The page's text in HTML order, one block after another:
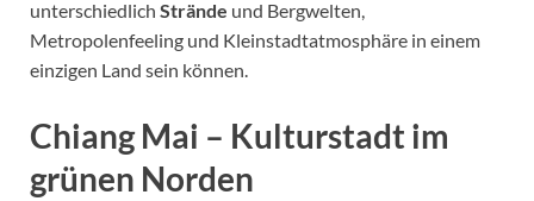
unterschiedlich Strände und Bergwelten,
Metropolenfeeling und Kleinstadtatmosphäre in einem
einzigen Land sein können.
Chiang Mai – Kulturstadt im
grünen Norden